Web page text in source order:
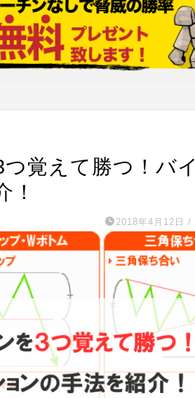
覚えて勝つ！バ
！
2018年4月12日 /